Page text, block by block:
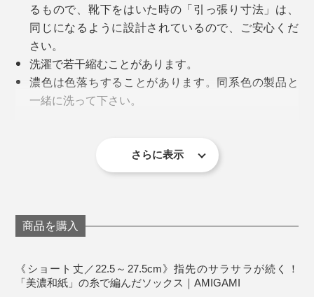
写真は、ネイビー
汗を吸っては、放湿しつづけてくれるから、素足でいる
より、『AMIGAMI』をはいたほうが涼しく感じるでし
ょう。
を吸着して、消臭力を発揮してくれます。
編み目の細かい、上質感漂うつくりは、さすがメイド・
ることで、足のムレを逃がしやすく。
スで靴を脱いでも、汗ムレやニオイが気になりません。
っと快適です。
るもので、靴下をはいた時の「引っ張り寸法」は、
同じになるように設計されているので、ご安心くだ
さい。
洗濯で若干縮むことがあります。
濃色は色落ちすることがあります。同系色の製品と
一緒に洗って下さい。
漂白剤・蛍光増白剤入り洗剤の使用、タンブラー乾
燥は避けてください。
サイズ：メンズ／25～27.5cm、レディース／22.5～
25cm
ウレタン2%
原産国：日本
さらに表示
商品を購入
《ショート丈／22.5～27.5cm》指先のサラサラが続く！
「美濃和紙」の糸で編んだソックス｜AMIGAMI